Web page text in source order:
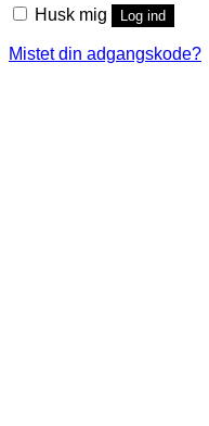
Husk mig Log ind
Mistet din adgangskode?